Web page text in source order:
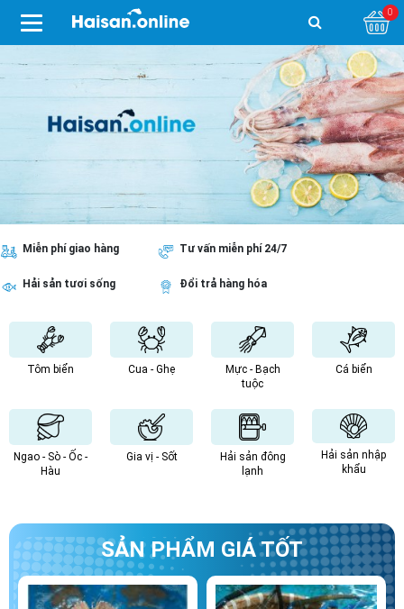
0
Miễn phí giao hàng Tư vấn miễn phí 24/7
Hải sản tươi sống Đổi trả hàng hóa
Tôm biển Cua - Ghẹ
Mực - Bạch
tuộc
Cá biển
Ngao - Sò - Ốc -
Hàu
Gia vị - Sốt
Hải sản đông
lạnh
Hải sản nhập
khẩu
SẢN PHẨM GIÁ TỐT